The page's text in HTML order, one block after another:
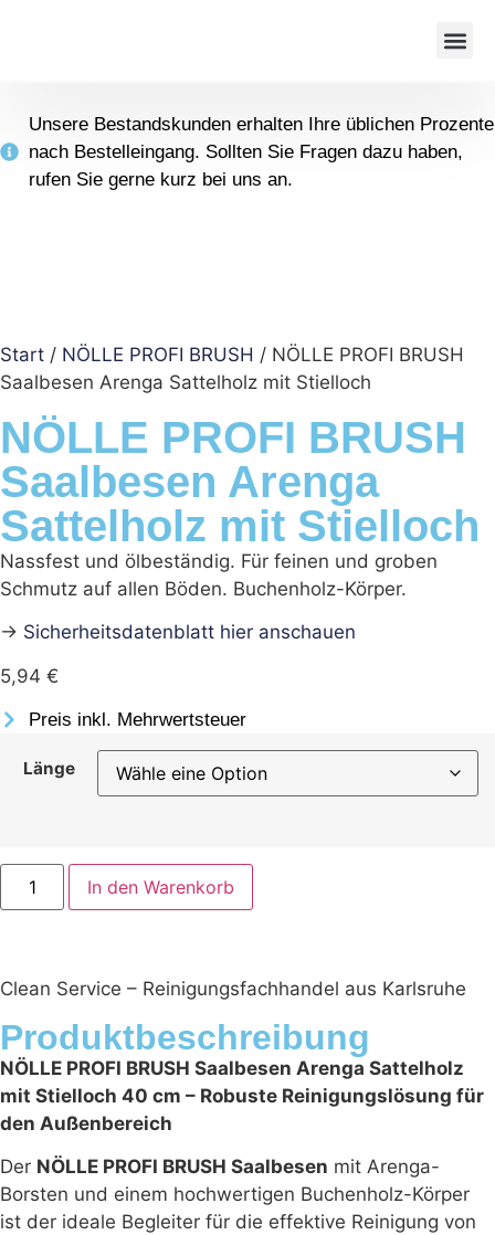
Unsere Bestandskunden erhalten Ihre üblichen Prozente
nach Bestelleingang. Sollten Sie Fragen dazu haben,
rufen Sie gerne kurz bei uns an.
Start / NÖLLE PROFI BRUSH / NÖLLE PROFI BRUSH
Saalbesen Arenga Sattelholz mit Stielloch
NÖLLE PROFI BRUSH
Saalbesen Arenga
Sattelholz mit Stielloch
Nassfest und ölbeständig. Für feinen und groben
Schmutz auf allen Böden. Buchenholz-Körper.
→ Sicherheitsdatenblatt hier anschauen
5,94 €
Preis inkl. Mehrwertsteuer
Länge
In den Warenkorb
Clean Service – Reinigungsfachhandel aus Karlsruhe
Produktbeschreibung
NÖLLE PROFI BRUSH Saalbesen Arenga Sattelholz
mit Stielloch 40 cm – Robuste Reinigungslösung für
den Außenbereich
Der NÖLLE PROFI BRUSH Saalbesen mit Arenga-
Borsten und einem hochwertigen Buchenholz-Körper
ist der ideale Begleiter für die effektive Reinigung von